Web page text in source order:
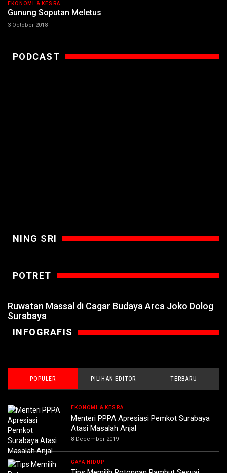
EKONOMI & KESRA
Gunung Soputan Meletus
3 October 2018
PODCAST
NING SRI
POTRET
Ruwatan Massal di Cagar Budaya Arca Joko Dolog
Surabaya
INFOGRAFIS
POPULER PILIHAN EDITOR TERBARU
EKONOMI & KESRA
Menteri PPPA Apresiasi Pemkot Surabaya
Atasi Masalah Anjal
8 December 2019
GAYA HIDUP